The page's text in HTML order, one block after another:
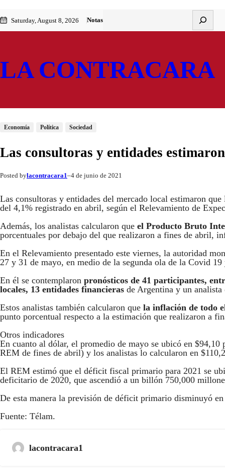
al
contenido
to
content
Saturday, August 8, 2026 Notas
LA CONTRACARA
Economía Política Sociedad
Las consultoras y entidades
Posted bylacontracara1–4 de junio de 2021
Las consultoras y entidades del mercado local estimaron
del 4,1% registrado en abril, según el Relevamiento de
Además, los analistas calcularon que el Producto Bruto
porcentuales por debajo del que realizaron a fines de abril,
En el Relevamiento presentado este viernes, la autoridad
27 y 31 de mayo, en medio de la segunda ola de la Covid
En él se contemplaron pronósticos de 41 participantes,
locales, 13 entidades financieras de Argentina y un analista
Estos analistas también calcularon que la inflación de todo
punto porcentual respecto a la estimación que realizaron a
Otros indicadores
En cuanto al dólar, el promedio de mayo se ubicó en
REM de fines de abril) y los analistas lo calcularon en
El REM estimó que el déficit fiscal primario para 2021 se
deficitario de 2020, que ascendió a un billón 750,000
De esta manera la previsión de déficit primario disminuyó
Fuente: Télam.
lacontracara1